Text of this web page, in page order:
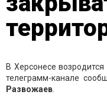
В Херсонесе
телеграмм-канале
Развожаев